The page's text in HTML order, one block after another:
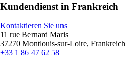
Kundendienst in Frankreich
Kontaktieren Sie uns
11 rue Bernard Maris
37270 Montlouis-sur-Loire, Frankreich
+33 1 86 47 62 58